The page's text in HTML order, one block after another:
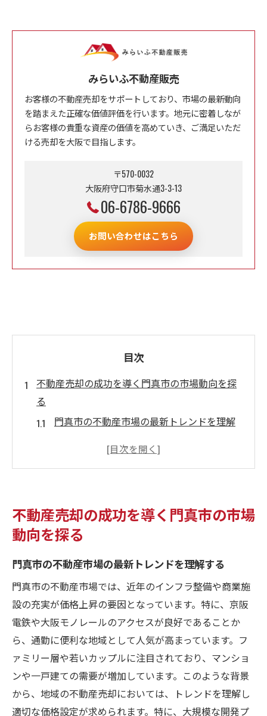
みらいふ不動産販売
お客様の不動産売却をサポートしており、市場の最新動向
を踏まえた正確な価値評価を行います。地元に密着しなが
らお客様の貴重な資産の価値を高めていき、ご満足いただ
ける売却を大阪で目指します。
〒570-0032
大阪府守口市菊水通3-3-13
06-6786-9666
お問い合わせはこちら
目次
不動産売却の成功を導く門真市の市場動向を探
る
門真市の不動産市場の最新トレンドを理解
市場分析が不動産売却に及ぼす影響
投資家が注目するエリアの特性
売却前に知っておくべき市場の将来予測
門真市での不動産売却を有利に進めるための鍵
競争力のある価格設定の重要性
ターゲットバイヤーを魅了する方法
売却活動を加速させるプロモーション戦略
地域特有の売買契約のポイント
信頼できる不動産業者の選び方
交渉力を強化するための基本戦略
不動産売却の成功を導く門真市の市場
動向を探る
門真市の不動産市場の最新トレンドを理解する
門真市の不動産市場では、近年のインフラ整備や商業施
設の充実が価格上昇の要因となっています。特に、京阪
電鉄や大阪モノレールのアクセスが良好であることか
ら、通勤に便利な地域として人気が高まっています。フ
ァミリー層や若いカップルに注目されており、マンショ
ンや一戸建ての需要が増加しています。このような背景
から、地域の不動産売却においては、トレンドを理解し
適切な価格設定が求められます。特に、大規模な開発プ